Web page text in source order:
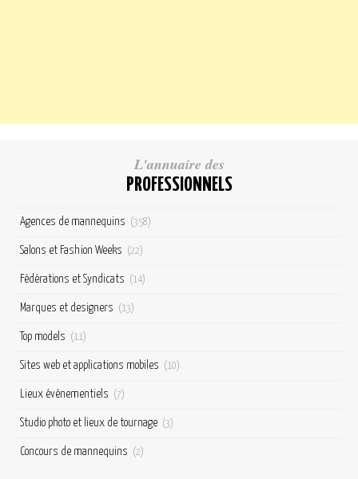
L'annuaire des
PROFESSIONNELS
Agences de mannequins (358)
Salons et Fashion Weeks (22)
Fédérations et Syndicats (14)
Marques et designers (13)
Top models (11)
Sites web et applications mobiles (10)
Lieux événementiels (7)
Studio photo et lieux de tournage (3)
Concours de mannequins (2)